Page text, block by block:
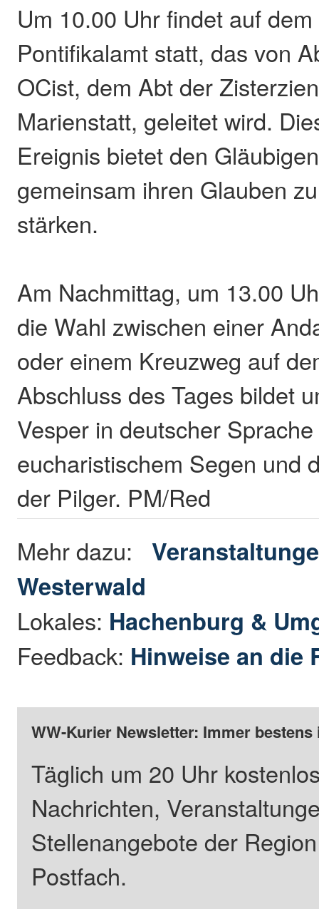
Um 10.00 Uhr findet auf
Pontifikalamt statt, das von
OCist, dem Abt der
Marienstatt, geleitet wird.
Ereignis bietet den
gemeinsam ihren Glauben
stärken.
Am Nachmittag, um 13.00
die Wahl zwischen einer
oder einem Kreuzweg auf
Abschluss des Tages bildet
Vesper in deutscher
eucharistischem Segen und
der Pilger. PM/Red
Mehr dazu:
Westerwald
Lokales: Hachenburg &
Feedback: Hinweise an die
WW-Kurier Newsletter: Immer
Täglich um 20 Uhr
Nachrichten,
Stellenangebote der
Postfach.